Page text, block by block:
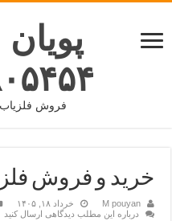
فروش
خرید و فروش
M pouyan خرداد ۱۸, ۱۴۰۵
درباره این مطلب دیدگاهی ارسال کنید